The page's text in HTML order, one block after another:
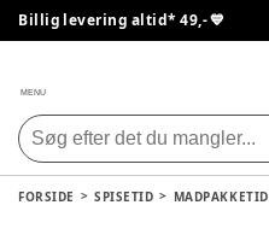
Billig levering altid* 49,- 💙
MENU
FORSIDE SPISETID MADPAKKETID